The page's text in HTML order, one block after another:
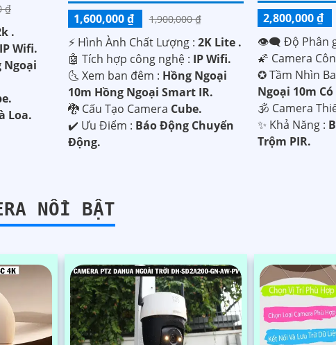
₫
.
IP Wifi.
Ngoại
Loa.
1,600,000 ₫
1,900,000 ₫
️⚡ Hình Ành Chất Lượng : 2K Lite .
🤖️ Tích hợp công nghệ : IP Wifi.
🌜 Xem ban đêm : Hồng Ngoại
10m Hồng Ngoại Smart IR.
🐉️ Cấu Tạo Camera Cube.
️✔️ Ưu Điểm : Báo Động Chuyển
Động.
2,800,000 ₫
👁️‍🗨 Độ Phân
🌠 Camera
✪ Tầm Nhìn
Ngoại 10m
🕉️ Camera
️✨ Khả Năng :
Trộm PIR.
NỔI BẬT